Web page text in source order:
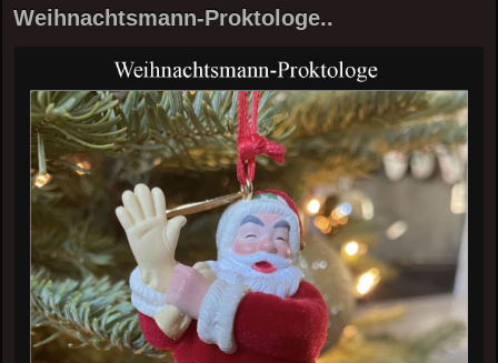
Weihnachtsmann-Proktologe..